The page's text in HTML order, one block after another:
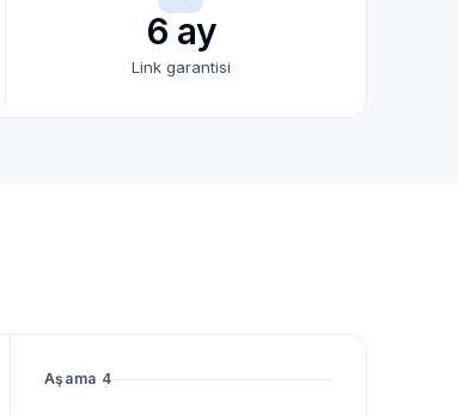
6 ay
Link garantisi
Aşama 4